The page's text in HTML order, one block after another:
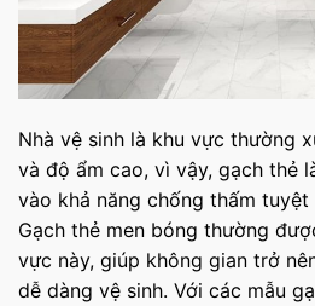
Nhà vệ sinh là khu vực thường
và độ ẩm cao, vì vậy, gạch thẻ
vào khả năng chống thấm
Gạch thẻ men bóng thường
vực này, giúp không gian trở
dễ dàng vệ sinh. Với các mẫu